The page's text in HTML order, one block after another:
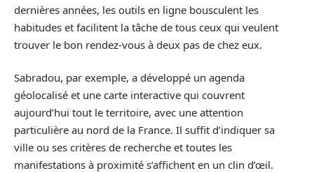
dernières années, les outils en ligne bousculent les
habitudes et facilitent la tâche de tous ceux qui veulent
trouver le bon rendez-vous à deux pas de chez eux.
Sabradou, par exemple, a développé un agenda
géolocalisé et une carte interactive qui couvrent
aujourd’hui tout le territoire, avec une attention
particulière au nord de la France. Il suffit d’indiquer sa
ville ou ses critères de recherche et toutes les
manifestations à proximité s’affichent en un clin d’œil.